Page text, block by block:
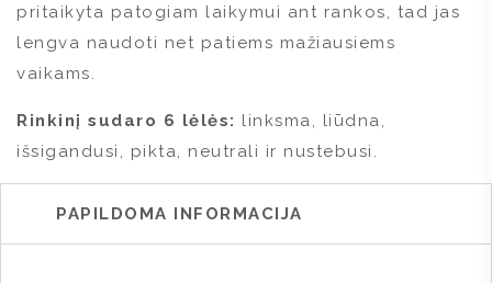
pritaikyta patogiam laikymui ant rankos, tad jas
lengva naudoti net patiems mažiausiems
vaikams.
Rinkinį sudaro 6 lėlės: linksma, liūdna,
išsigandusi, pikta, neutrali ir nustebusi.
PAPILDOMA INFORMACIJA